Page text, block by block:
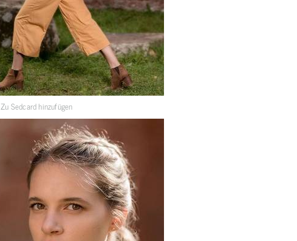
Zu Sedcard hinzufügen